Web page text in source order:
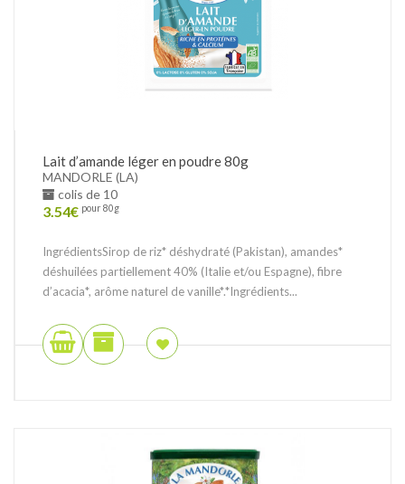
Lait d’amande léger en poudre 80g
MANDORLE (LA)
colis de 10
3.54€ pour 80g
IngrédientsSirop de riz* déshydraté (Pakistan), amandes*
déshuilées partiellement 40% (Italie et/ou Espagne), fibre
d’acacia*, arôme naturel de vanille*.*Ingrédients...